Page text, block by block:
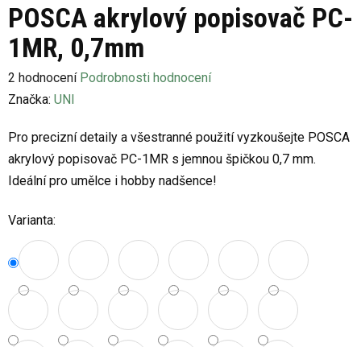
POSCA akrylový popisovač PC-
1MR, 0,7mm
Průměrné
hodnocení
je
5,0
z
hvězdiček.
2 hodnocení Podrobnosti hodnocení
Značka: UNI
Pro precizní detaily a všestranné použití vyzkoušejte POSCA
akrylový popisovač PC-1MR s jemnou špičkou 0,7 mm.
Ideální pro umělce i hobby nadšence!
Varianta: